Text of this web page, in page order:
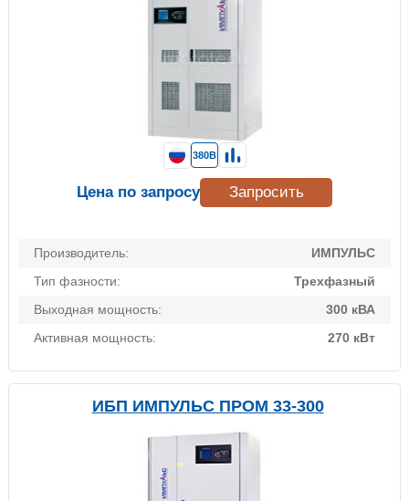
Производитель:
ИМПУЛЬС
Тип фазности:
Трехфазный
Выходная мощность:
300 кВА
Активная мощность:
270 кВт
380В
Цена по запросу Запросить
ИБП ИМПУЛЬС ПРОМ 33-300